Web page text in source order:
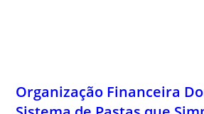
Organização Financeira